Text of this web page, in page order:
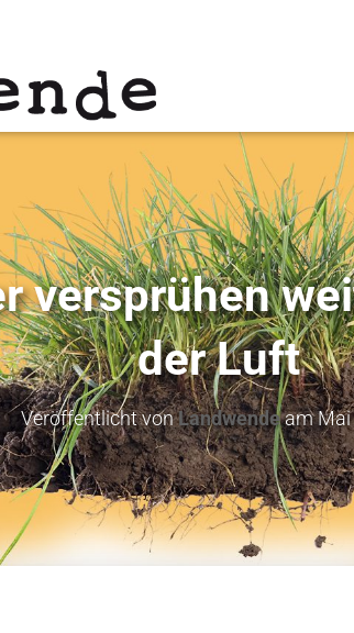
versprühen
der Luft
Veröffentlicht vonLandwendeamMai